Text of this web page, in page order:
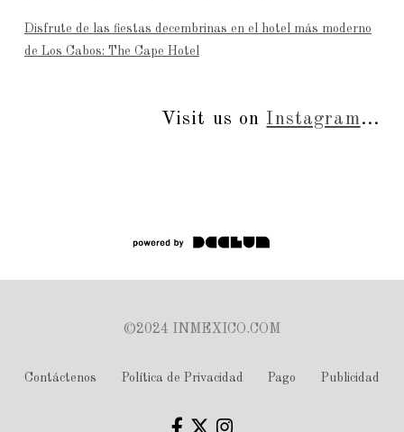
Disfrute de las fiestas decembrinas en el hotel más moderno
de Los Cabos: The Cape Hotel
Visit us on Instagram...
©2024 INMEXICO.COM
Contáctenos Política de Privacidad Pago Publicidad